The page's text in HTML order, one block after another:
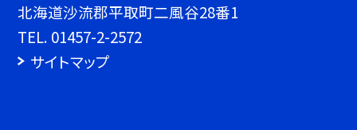
北海道沙流郡平取町二風谷28番1
TEL. 01457-2-2572
サイトマップ